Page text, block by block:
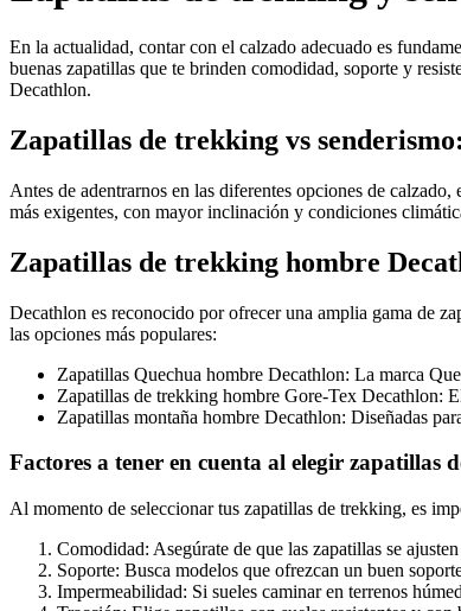
En la actualidad, contar con el calzado adecuado es
buenas zapatillas que te brinden comodidad, soporte y
Decathlon.
Zapatillas de trekking vs
Antes de adentrarnos en las diferentes opciones de
más exigentes, con mayor inclinación y condiciones
Zapatillas de trekking hombre
Decathlon es reconocido por ofrecer una amplia gama de
las opciones más populares:
Zapatillas Quechua hombre Decathlon: La marca
Zapatillas de trekking hombre Gore-Tex Decathlon:
Zapatillas montaña hombre Decathlon: Diseñadas
Factores a tener en cuenta al elegir zapatillas
Al momento de seleccionar tus zapatillas de trekking, es
Comodidad: Asegúrate de que las zapatillas se
Soporte: Busca modelos que ofrezcan un buen
Impermeabilidad: Si sueles caminar en terrenos